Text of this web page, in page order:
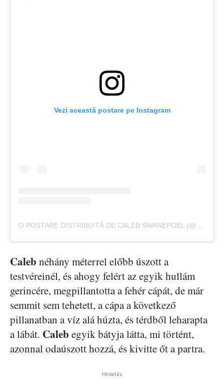
Vezi această postare pe Instagram
O POSTARE DISTRIBUITĂ DE CALEB SWANEPOEL (@CALEBSWANEPOEL)
Caleb néhány méterrel előbb úszott a
testvéreinél, és ahogy felért az egyik hullám
gerincére, megpillantotta a fehér cápát, de már
semmit sem tehetett, a cápa a következő
pillanatban a víz alá húzta, és térdből leharapta
a lábát. Caleb egyik bátyja látta, mi történt,
azonnal odaúszott hozzá, és kivitte őt a partra.
Hirdetés